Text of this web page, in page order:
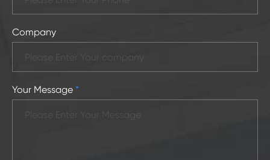
Company
Your Message *